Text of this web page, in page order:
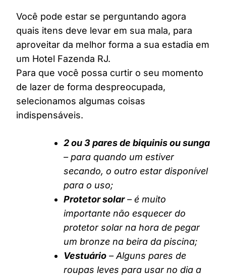
Você pode estar se perguntando agora
quais itens deve levar em sua mala, para
aproveitar da melhor forma a sua estadia em
um Hotel Fazenda RJ.
Para que você possa curtir o seu momento
de lazer de forma despreocupada,
selecionamos algumas coisas
indispensáveis.
2 ou 3 pares de biquinis ou sunga
– para quando um estiver
secando, o outro estar disponível
para o uso;
Protetor solar– é muito
importante não esquecer do
protetor solar na hora de pegar
um bronze na beira da piscina;
Vestuário – Alguns pares de
roupas leves para usar no dia a